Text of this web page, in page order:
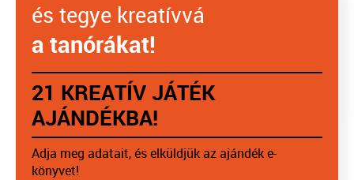
és tegye kreatívvá
a tanórákat!
21 KREATÍV JÁTÉK
AJÁNDÉKBA!
Adja meg adatait, és elküldjük az ajándék e-
könyvet!